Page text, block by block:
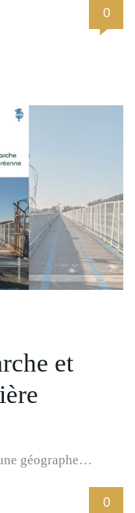
0
et
géographe…
0